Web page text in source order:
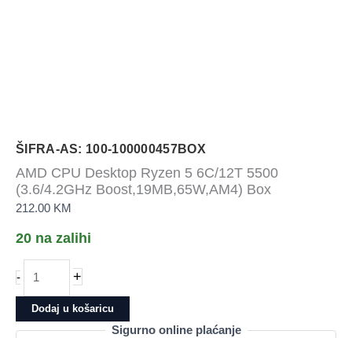
ŠIFRA-AS: 100-100000457BOX
AMD CPU Desktop Ryzen 5 6C/12T 5500
(3.6/4.2GHz Boost,19MB,65W,AM4) Box
212.00 KM
20 na zalihi
-
CPU
Desktop
Ryzen
+
Dodaj u košaricu
Sigurno online plaćanje